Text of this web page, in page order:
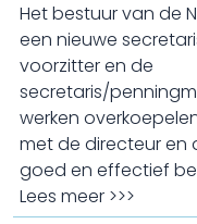
Het bestuur van de
een nieuwe
voorzitter en de
secretaris/
werken
met de directeur en
goed en effectief
Lees meer >>>